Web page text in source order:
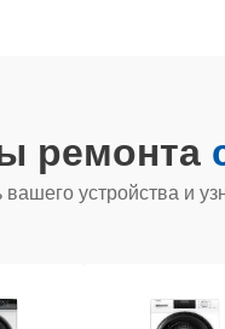
ремонта
устройства и